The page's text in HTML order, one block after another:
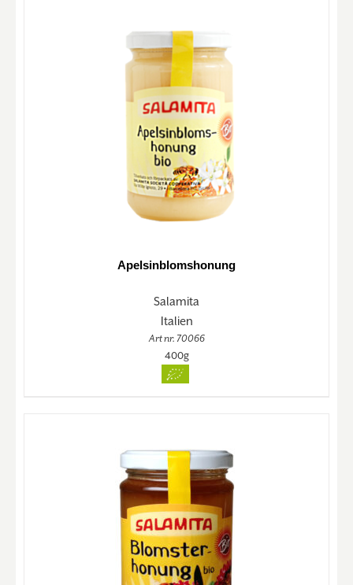
Apelsinblomshonung
Salamita
Italien
Art nr. 70066
400g